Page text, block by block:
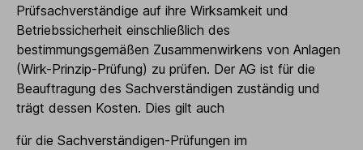
Prüfsachverständige auf ihre Wirksamkeit und
Betriebssicherheit einschließlich des
bestimmungsgemäßen Zusammenwirkens von Anlagen
(Wirk-Prinzip-Prüfung) zu prüfen. Der AG ist für die
Beauftragung des Sachverständigen zuständig und
trägt dessen Kosten. Dies gilt auch
für die Sachverständigen-Prüfungen im